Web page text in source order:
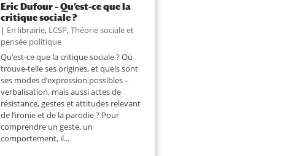
Eric Dufour – Qu’est-ce que la
critique sociale ?
| En librairie, LCSP,Théorie sociale et
pensée politique
Qu’est-ce que la critique sociale ? Où
trouve-telle ses origines, et quels sont
ses modes d’expression possibles –
verbalisation, mais aussi actes de
résistance, gestes et attitudes relevant
de l’ironie et de la parodie ? Pour
comprendre un geste, un
comportement, il...